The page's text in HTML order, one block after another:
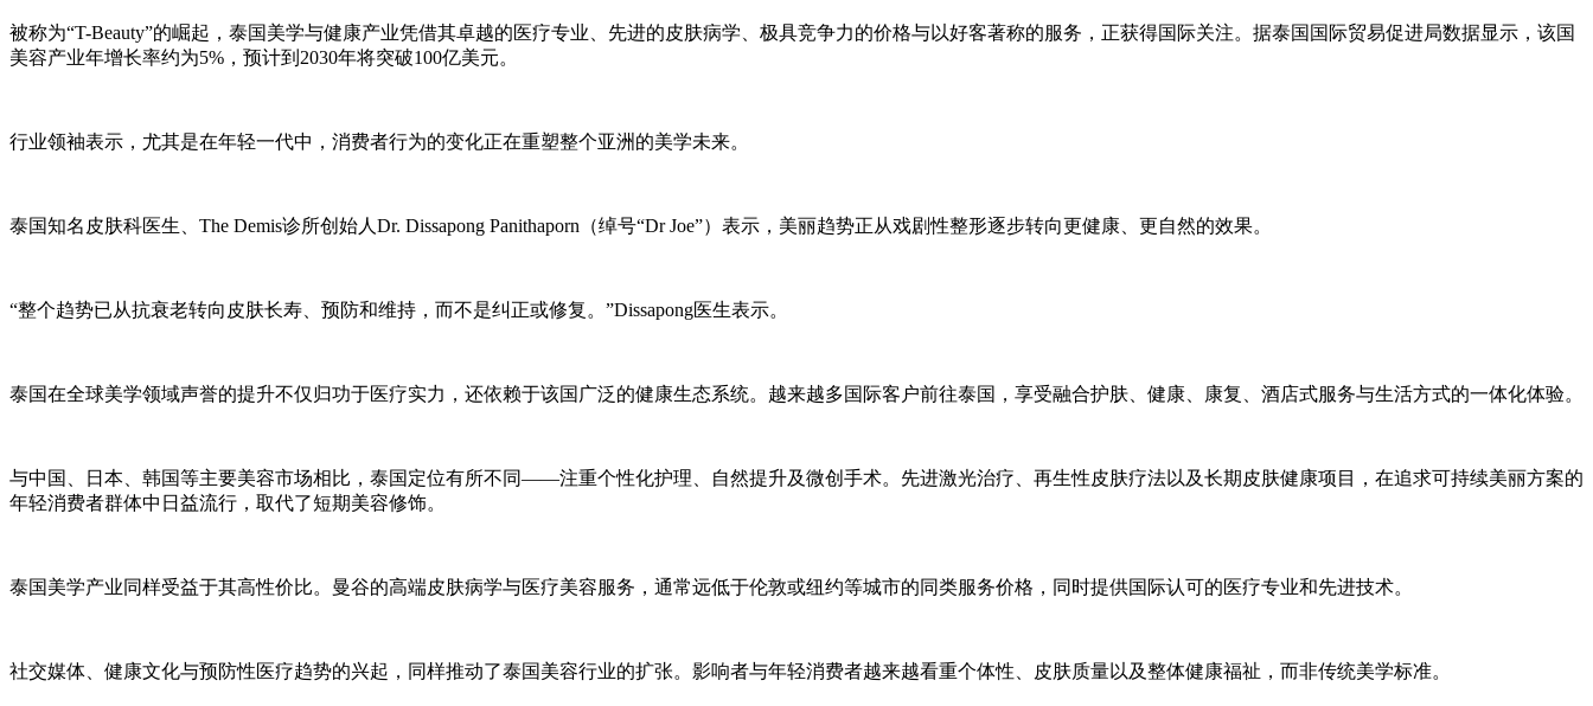
被称为“T-Beauty”的崛起，泰国美学与健康产业凭借其卓越的医疗专业、先进的皮肤病学、极具竞争力的价格与以好客著称的服务，正获得国际关注。据泰国国际贸易促进局数据显示，该国
美容产业年增长率约为5%，预计到2030年将突破100亿美元。
行业领袖表示，尤其是在年轻一代中，消费者行为的变化正在重塑整个亚洲的美学未来。
泰国知名皮肤科医生、The Demis诊所创始人Dr. Dissapong Panithaporn（绰号“Dr Joe”）表示，美丽趋势正从戏剧性整形逐步转向更健康、更自然的效果。
“整个趋势已从抗衰老转向皮肤长寿、预防和维持，而不是纠正或修复。”Dissapong医生表示。
泰国在全球美学领域声誉的提升不仅归功于医疗实力，还依赖于该国广泛的健康生态系统。越来越多国际客户前往泰国，享受融合护肤、健康、康复、酒店式服务与生活方式的一体化体验。
与中国、日本、韩国等主要美容市场相比，泰国定位有所不同——注重个性化护理、自然提升及微创手术。先进激光治疗、再生性皮肤疗法以及长期皮肤健康项目，在追求可持续美丽方案的
年轻消费者群体中日益流行，取代了短期美容修饰。
泰国美学产业同样受益于其高性价比。曼谷的高端皮肤病学与医疗美容服务，通常远低于伦敦或纽约等城市的同类服务价格，同时提供国际认可的医疗专业和先进技术。
社交媒体、健康文化与预防性医疗趋势的兴起，同样推动了泰国美容行业的扩张。影响者与年轻消费者越来越看重个体性、皮肤质量以及整体健康福祉，而非传统美学标准。